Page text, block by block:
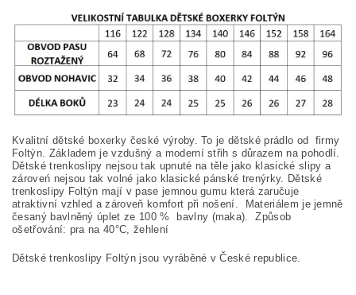
Kvalitní dětské boxerky české výroby. To je dětské prádlo od firmy
Foltýn. Základem je vzdušný a moderní střih s důrazem na pohodlí.
Dětské trenkoslipy nejsou tak upnuté na těle jako klasické slipy a
zároveń nejsou tak volné jako klasické pánské trenýrky. Dětské
trenkoslipy Foltýn mají v pase jemnou gumu která zaručuje
atraktivní vzhled a zároveň komfort při nošení. Materiálem je jemně
česaný bavlněný úplet ze 100 %
bavlny (maka). Způsob
ošetřování: pra na40°C, žehlení
Dětské trenkoslipy Foltýn jsou vyráběné v České republice.